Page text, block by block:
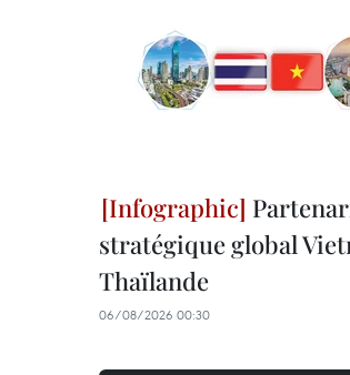
stratégique global
Thaïlande
06/08/2026 00:30